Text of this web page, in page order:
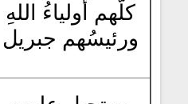
كلّهم أولياءُ اللهِ
ورئيسُهم جبريل